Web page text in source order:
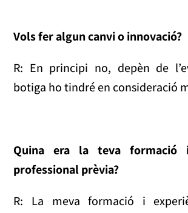
Vols fer algun canvi o innovació?
R: En principi no, depèn de
botiga ho tindré en consideració
Quina era la teva formació i
professional prèvia?
R: La meva formació i